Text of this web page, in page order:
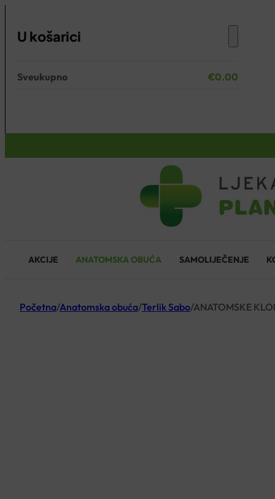
U košarici
Nema proizvoda u košarici.
Sveukupno €0.00
AKCIJE ANATOMSKA OBUĆA SAMOLIJEČENJE
Početna/Anatomska obuća/Terlik Sabo/ANATOMSKE